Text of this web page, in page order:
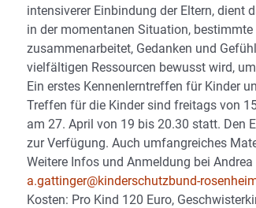
intensiverer Einbindung der Eltern, dient
in der momentanen Situation,
zusammenarbeitet, Gedanken und
vielfältigen Ressourcen bewusst wird,
Ein erstes Kennenlerntreffen für Kinder
Treffen für die Kinder sind freitags von
am 27. April von 19 bis 20.30 statt. Den
zur Verfügung. Auch umfangreiches
Weitere Infos und Anmeldung bei
a.gattinger@kinderschutzbund-
Kosten: Pro Kind 120 Euro,